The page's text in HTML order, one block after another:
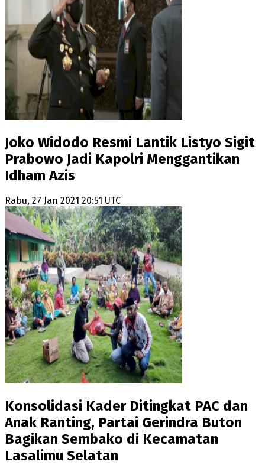
Joko Widodo Resmi Lantik Listyo Sigit
Prabowo Jadi Kapolri Menggantikan
Idham Azis
Rabu, 27 Jan 2021 20:51 UTC
Konsolidasi Kader Ditingkat PAC dan
Anak Ranting, Partai Gerindra Buton
Bagikan Sembako di Kecamatan
Lasalimu Selatan